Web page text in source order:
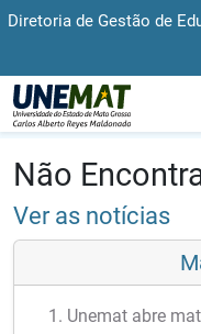
Diretoria de Gestão de
Página Inicial
Não
Ver as notícias
Unemat abre